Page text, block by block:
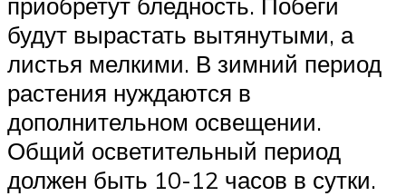
будут вырастать вытянутыми, а
листья мелкими. В зимний период
растения нуждаются в
дополнительном освещении.
Общий осветительный период
должен быть 10-12 часов в сутки.